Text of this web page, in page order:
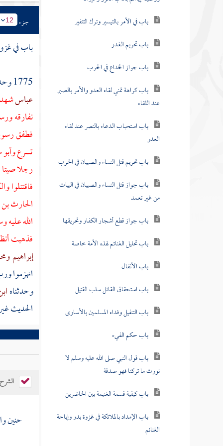
باب في الأمر بالتيسير وترك التنفير
باب تحريم الغدر
باب جواز الخداع في الحرب
باب كراهة تمني لقاء العدو والأمر بالصبر
عند اللقاء
باب استحباب الدعاء بالنصر عند لقاء
العدو
باب تحريم قتل النساء والصبيان في الحرب
باب جواز قتل النساء والصبيان في البيات
من غير تعمد
باب جواز قطع أشجار الكفار وتحريقها
باب تحليل الغنائم لهذه الأمة خاصة
باب الأنفال
باب استحقاق القاتل سلب القتيل
باب التنفيل وفداء المسلمين بالأسارى
باب حكم الفيء
باب قول النبي صلى الله عليه وسلم لا
نورث ما تركنا فهو صدقة
باب كيفية قسمة الغنيمة بين الحاضرين
باب الإمداد بالملائكة في غزوة بدر وإباحة
الغنائم
جزء 12
باب في
1775 وحدثني
عباس
نفارقه
فطفق
تسرع
رجلا
فاقتتلوا
الحارث
الله
فذهبت
إبراهيم
انهزموا
وحدثناه
الحديث
الشرح
حنين